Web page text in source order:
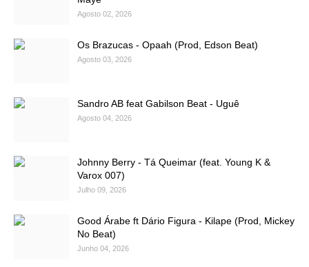
Agosto 02, 2026
Os Brazucas - Opaah (Prod, Edson Beat)
Agosto 03, 2026
Sandro AB feat Gabilson Beat - Uguê
Agosto 04, 2026
Johnny Berry - Tá Queimar (feat. Young K &
Varox 007)
Julho 09, 2026
Good Árabe ft Dário Figura - Kilape (Prod, Mickey
No Beat)
Junho 04, 2026